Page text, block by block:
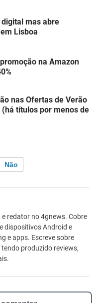
mas abre
Lisboa
na Amazon
nas Ofertas de Verão
títulos por menos de
Não
que procuro
redator no 4gnews. Cobre
dispositivos Android e
e apps. Escreve sobre
produzido reviews,